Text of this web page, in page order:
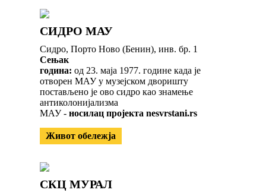
СИДРО МАУ
Сидро, Порто Ново (Бенин), инв. бр. 1
Сењак
година:од 23. маја 1977. године када је
отворен МАУ у музејском дворишту
постављено је ово сидро као знамење
антиколонијализма
МАУ -носилац пројекта nesvrstani.rs
Живот обележја
СКЦ МУРАЛ